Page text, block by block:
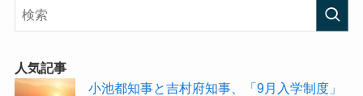
人気記事
小池都知事と吉村府知事、「9月入学制度」